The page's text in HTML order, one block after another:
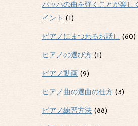
バッハの曲を弾くことが楽し
イント (1)
ピアノにまつわるお話し (60)
ピアノの選び方 (1)
ピアノ動画 (9)
ピアノ曲の選曲の仕方 (3)
ピアノ練習方法 (88)